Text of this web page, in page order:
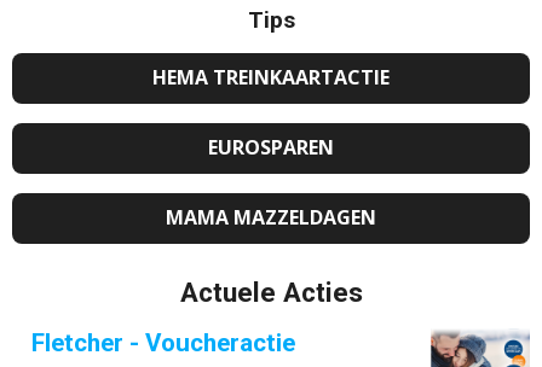
Tips
HEMA TREINKAARTACTIE
EUROSPAREN
MAMA MAZZELDAGEN
Actuele Acties
Fletcher - Voucheractie